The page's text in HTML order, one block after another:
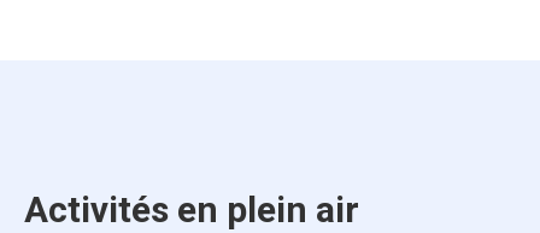
Activités en plein air